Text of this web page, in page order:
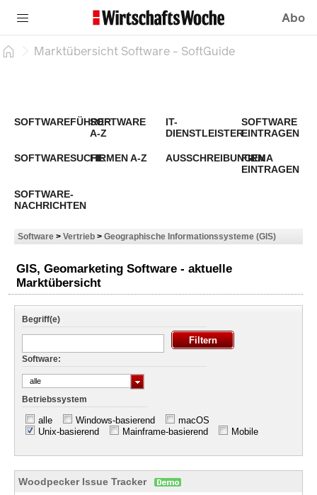
Abo
Marktübersicht Software - SoftGuide
SOFTWAREFÜHRERSOFTWARE
A-Z
IT-
DIENSTLEISTER
SOFTWARE
EINTRAGEN
SOFTWARESUCHEFIRMEN A-Z AUSSCHREIBUNGEN
FIRMA
EINTRAGEN
SOFTWARE-
NACHRICHTEN
Software > Vertrieb > Geographische Informationssysteme (GIS)
GIS, Geomarketing Software - aktuelle
Marktübersicht
Begriff(e)
Software:
alle
Betriebssystem
alle Windows-basierend
macOS
Unix-basierend
Mainframe-basierend Mobile
Woodpecker Issue Tracker